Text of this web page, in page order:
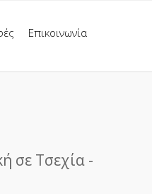
Επικοινωνία
σε Τσεχία -